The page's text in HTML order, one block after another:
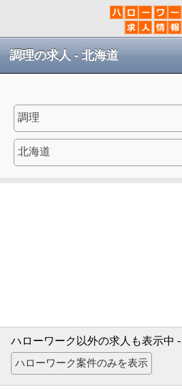
調理の求人 - 北海道
ハローワーク以外の求人も表示中 -